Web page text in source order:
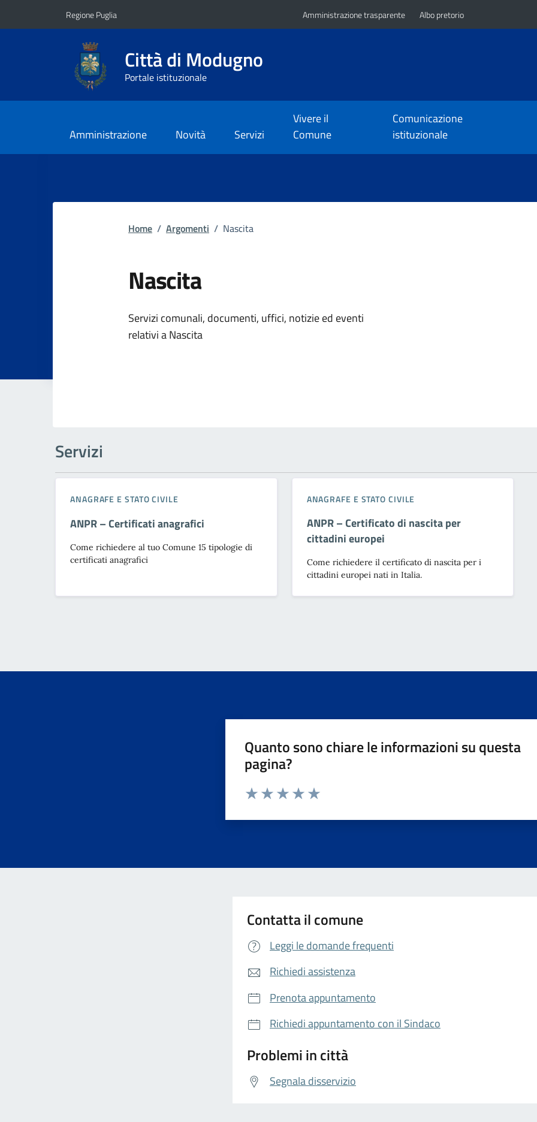
Regione Puglia Amministrazione trasparente Albo pretorio
Città di Modugno
Portale istituzionale
Amministrazione Novità Servizi
Vivere il
Comune
Comunicazione
istituzionale
Home / Argomenti / Nascita
Nascita
Dettagli dell'argomento
Servizi comunali, documenti, uffici, notizie ed eventi
relativi a Nascita
Servizi
ANAGRAFE E STATO CIVILE
ANPR – Certificati anagrafici
Come richiedere al tuo Comune 15 tipologie di
certificati anagrafici
ANAGRAFE E STATO CIVILE
ANPR – Certificato di nascita per
cittadini europei
Come richiedere il certificato di nascita per i
cittadini europei nati in Italia.
Quanto sono chiare le informazioni su questa
pagina?
Valuta da 1 a 5 stelle la pagina
Contatta il comune
Leggi le domande frequenti
Richiedi assistenza
Prenota appuntamento
Richiedi appuntamento con il Sindaco
Problemi in città
Segnala disservizio